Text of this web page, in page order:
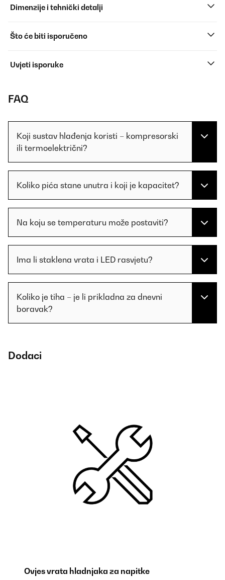
Dimenzije i tehnički detalji
Što će biti isporučeno
Uvjeti isporuke
FAQ
Koji sustav hlađenja koristi – kompresorski
ili termoelektrični?
Koliko pića stane unutra i koji je kapacitet?
Na koju se temperaturu može postaviti?
Ima li staklena vrata i LED rasvjetu?
Koliko je tiha – je li prikladna za dnevni
boravak?
Dodaci
Ovjes vrata hladnjaka za napitke